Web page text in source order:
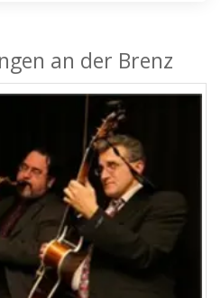
an der Brenz